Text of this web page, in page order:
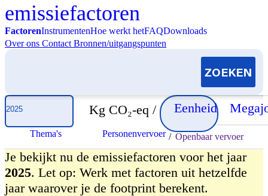
emissiefactoren
FactorenInstrumentenHoe werkt hetFAQDownloads
Over ons Contact Bronnen/uitgangspunten
Selecteer jaar
Kg CO₂-eq / Eenheid
Thema's Personenvervoer / Openbaar vervoer
Je bekijkt nu de emissiefactoren voor het jaar
2025. Let op: Werk met factoren uit hetzelfde
jaar waarover je de footprint berekent.